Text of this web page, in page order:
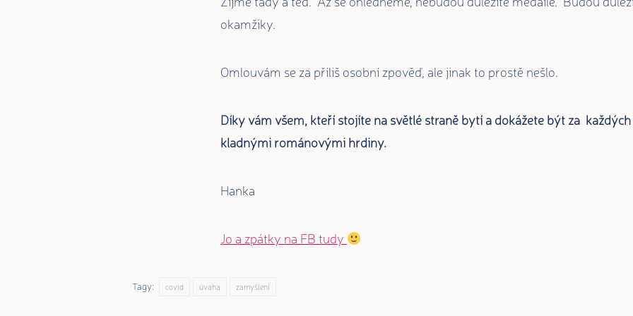
okamžiky.
Omlouvám se za příliš osobní zpověď, ale jinak to prostě nešlo.
Díky vám všem, kteří stojíte na světlé straně bytí a dokážete být za
kladnými románovými hrdiny.
Hanka
Jo a zpátky na FB tudy
Tagy: covid úvaha zamyšlení